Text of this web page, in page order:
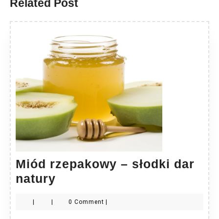
Related Post
Miód rzepakowy – słodki dar
natury
0 Comment